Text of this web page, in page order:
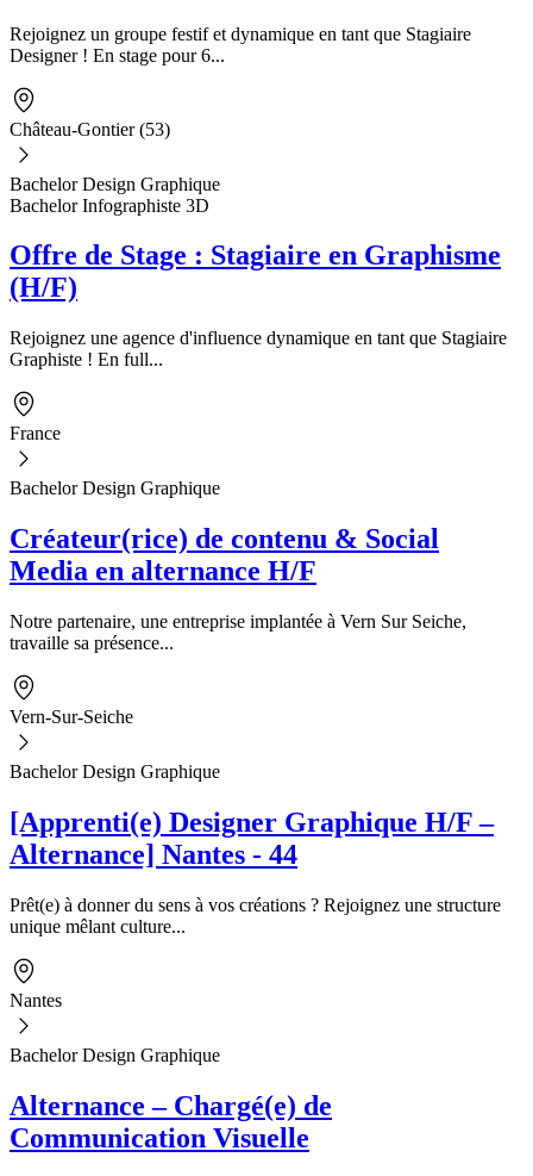
Rejoignez un groupe festif et dynamique en tant que Stagiaire
Designer ! En stage pour 6...
Château-Gontier (53)
Bachelor Design Graphique
Bachelor Infographiste 3D
Offre de Stage : Stagiaire en Graphisme
(H/F)
Rejoignez une agence d'influence dynamique en tant que Stagiaire
Graphiste ! En full...
France
Bachelor Design Graphique
Créateur(rice) de contenu & Social
Media en alternance H/F
Notre partenaire, une entreprise implantée à Vern Sur Seiche,
travaille sa présence...
Vern-Sur-Seiche
Bachelor Design Graphique
[Apprenti(e) Designer Graphique H/F –
Alternance] Nantes - 44
Prêt(e) à donner du sens à vos créations ? Rejoignez une structure
unique mêlant culture...
Nantes
Bachelor Design Graphique
Alternance – Chargé(e) de
Communication Visuelle